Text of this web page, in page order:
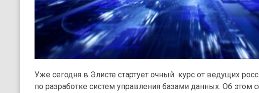
Уже сегодня в Элисте стартует очный курс от ведущих
по разработке систем управления базами данных. Об этом